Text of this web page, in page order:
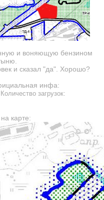
и воняющую бензином
и сказал "да". Хорошо?
инфа:
загрузок:
карте: